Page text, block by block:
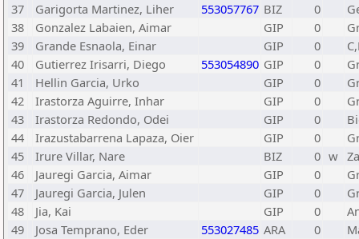
37
Garigorta Martinez, Liher 553057767 BIZ 0
38
Gonzalez Labaien, Aimar GIP 0
39
Grande Esnaola, Einar GIP 0
40
Gutierrez Irisarri, Diego 553054890 GIP 0
41
Hellin Garcia, Urko GIP 0
42
Irastorza Aguirre, Inhar GIP 0
43
Irastorza Redondo, Odei GIP 0
44
Irazustabarrena Lapaza, Oier GIP 0
45
Irure Villar, Nare BIZ 0 w
46
Jauregi Garcia, Aimar GIP 0
47
Jauregi Garcia, Julen GIP 0
48
Jia, Kai GIP 0
49
Josa Temprano, Eder 553027485 ARA 0